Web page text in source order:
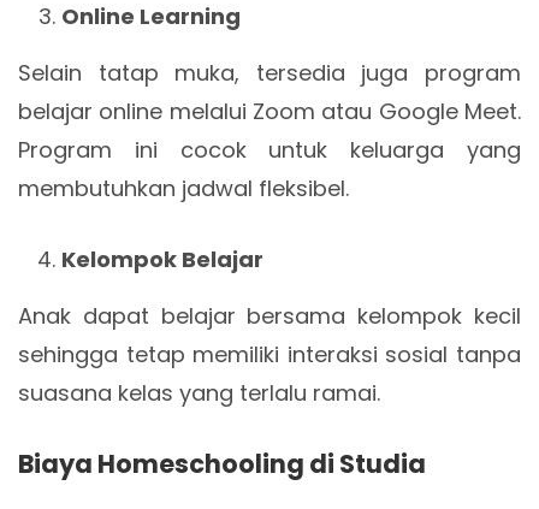
Online Learning
Selain tatap muka, tersedia juga program
belajar online melalui Zoom atau Google Meet.
Program ini cocok untuk keluarga yang
membutuhkan jadwal fleksibel.
Kelompok Belajar
Anak dapat belajar bersama kelompok kecil
sehingga tetap memiliki interaksi sosial tanpa
suasana kelas yang terlalu ramai.
Biaya Homeschooling di Studia